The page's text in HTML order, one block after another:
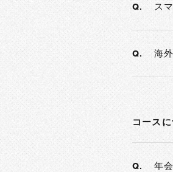
Q. ス
Q. 海
コース
Q. 年